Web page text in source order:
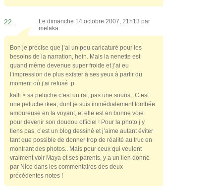
22.
Le dimanche 14 octobre 2007, 21h13 par
melaka
Bon je précise que j’ai un peu caricaturé pour les
besoins de la narration, hein. Mais la nenette est
quand même devenue super froide et j’ai eu
l’impression de plus exister à ses yeux à partir du
moment où j’ai refusé :p
kalli > sa peluche c’est un rat, pas une souris.. C’est
une peluche ikea, dont je suis immédiatement tombée
amoureuse en la voyant, et elle est en bonne voie
pour devenir son doudou officiel ! Pour la photo j’y
tiens pas, c’est un blog dessiné et j’aime autant éviter
tant que possible de donner trop de réalité au truc en
montrant des photos.. Mais pour ceux qui veulent
vraiment voir Maya et ses parents, y a un lien donné
par Nico dans les commentaires des deux
précédentes notes !